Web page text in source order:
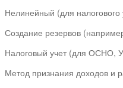
Нелинейный (для налогового
Создание резервов
Налоговый учет (для ОСНО,
Метод признания доходов и